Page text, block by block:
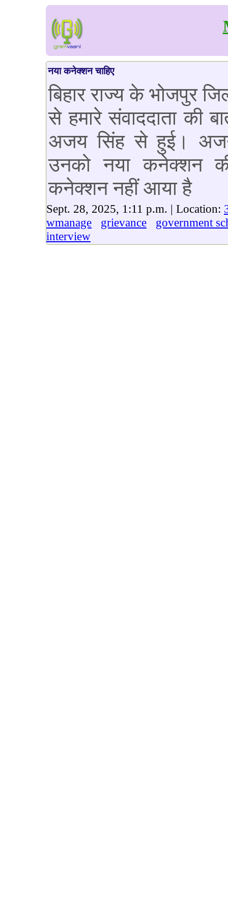
नया कनेक्शन चाहिए
बिहार राज्य के भोजपुर
से हमारे संवाददाता की
अजय सिंह से हुई।
उनको नया कनेक्शन
कनेक्शन नहीं आया है
Sept. 28, 2025, 1:11 p.m. | Location:
wmanage
grievance
government
interview